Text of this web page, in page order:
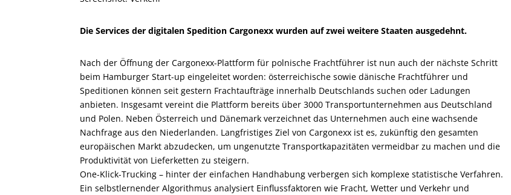
Die Services der digitalen Spedition Cargonexx wurden auf zwei weitere Staaten ausgedehnt.
Nach der Öffnung der Cargonexx-Plattform für polnische Frachtführer ist nun auch der nächste Schritt
beim Hamburger Start-up eingeleitet worden: österreichische sowie dänische Frachtführer und
Speditionen können seit gestern Frachtaufträge innerhalb Deutschlands suchen oder Ladungen
anbieten. Insgesamt vereint die Plattform bereits über 3000 Transportunternehmen aus Deutschland
und Polen. Neben Österreich und Dänemark verzeichnet das Unternehmen auch eine wachsende
Nachfrage aus den Niederlanden. Langfristiges Ziel von Cargonexx ist es, zukünftig den gesamten
europäischen Markt abzudecken, um ungenutzte Transportkapazitäten vermeidbar zu machen und die
Produktivität von Lieferketten zu steigern.
One-Klick-Trucking – hinter der einfachen Handhabung verbergen sich komplexe statistische Verfahren.
Ein selbstlernender Algorithmus analysiert Einflussfaktoren wie Fracht, Wetter und Verkehr und